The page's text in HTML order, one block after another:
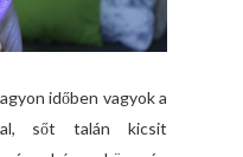
időben vagyok a
sőt talán kicsit